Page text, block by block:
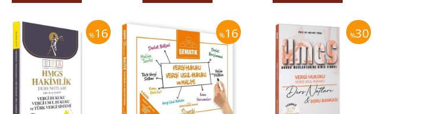
%16 %16 %30